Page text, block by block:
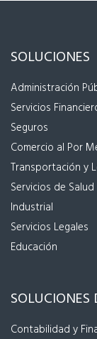
SOLUCIONES
Administración
Servicios
Seguros
Comercio al Por
Transportación y
Servicios de Salud
Industrial
Servicios Legales
Educación
Contabilidad y